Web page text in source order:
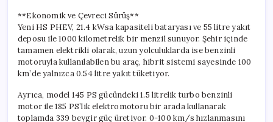
**Ekonomik ve Çevreci Sürüş**
Yeni HS PHEV, 21.4 kWsa kapasiteli bataryası ve 55 litre yakıt
deposu ile 1000 kilometrelik bir menzil sunuyor. Şehir içinde
tamamen elektrikli olarak, uzun yolculuklarda ise benzinli
motoruyla kullanılabilen bu araç, hibrit sistemi sayesinde 100
km’de yalnızca 0.54 litre yakıt tüketiyor.
Ayrıca, model 145 PS gücündeki 1.5 litrelik turbo benzinli
motor ile 185 PS’lik elektromotoru bir arada kullanarak
toplamda 339 beygir güç üretiyor. 0-100 km/s hızlanmasını